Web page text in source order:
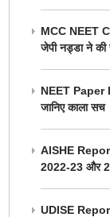
MCC NEET
जेपी नड्डा ने की
NEET Paper
जानिए काला सच
AISHE
2022-23 और
UDISE